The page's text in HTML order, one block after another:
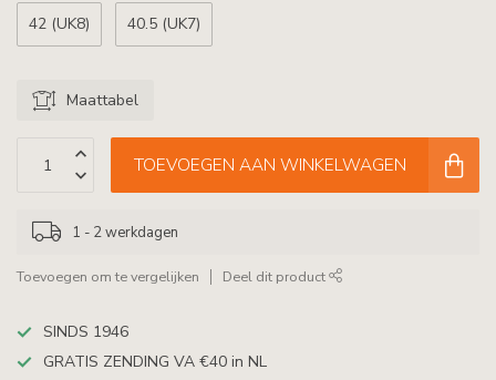
42 (UK8) 40.5 (UK7)
Maattabel
TOEVOEGEN AAN WINKELWAGEN
1 - 2 werkdagen
Toevoegen om te vergelijken Deel dit product
SINDS 1946
GRATIS ZENDING VA €40 in NL